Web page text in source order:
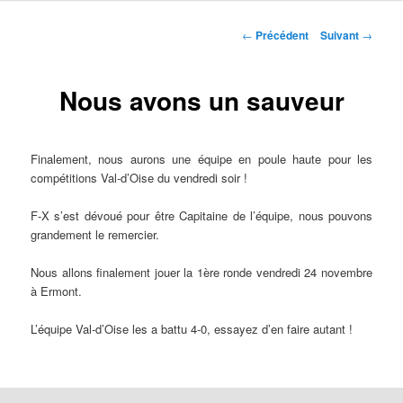
Navigation
← Précédent Suivant →
Nous avons un sauveur
Finalement, nous aurons une équipe en poule haute pour les
compétitions Val-d’Oise du vendredi soir !
F-X s’est dévoué pour être Capitaine de l’équipe, nous pouvons
grandement le remercier.
Nous allons finalement jouer la 1ère ronde vendredi 24 novembre
à Ermont.
L’équipe Val-d’Oise les a battu 4-0, essayez d’en faire autant !